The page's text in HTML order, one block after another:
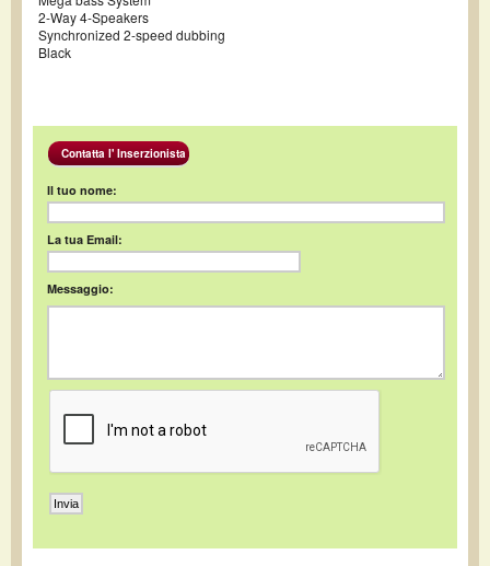
2-Way 4-Speakers
Synchronized 2-speed dubbing
Black
Contatta l' Inserzionista
Il tuo nome:
La tua Email:
Messaggio: